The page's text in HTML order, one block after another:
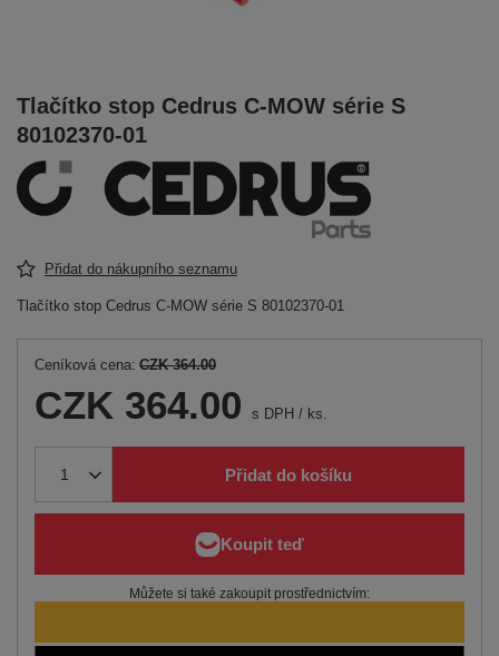
Tlačítko stop Cedrus C-MOW série S
80102370-01
Přidat do nákupního seznamu
Tlačítko stop Cedrus C-MOW série S 80102370-01
Ceníková cena: CZK 364.00
CZK 364.00 s DPH / ks.
Přidat do košíku
Můžete si také zakoupit prostřednictvím: